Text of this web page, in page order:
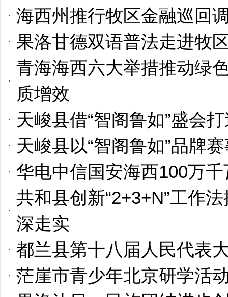
海西州推行牧区金融巡回
果洛甘德双语普法走进牧
青海海西六大举措推动绿
质增效
天峻县借“智阁鲁如”盛会
天峻县以“智阁鲁如”品牌
华电中信国安海西100万
共和县创新“2+3+N”工作
深走实
都兰县第十八届人民代表
茫崖市青少年北京研学活